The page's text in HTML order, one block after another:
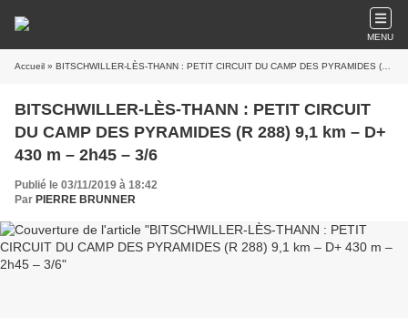
MENU
Accueil » BITSCHWILLER-LÈS-THANN : PETIT CIRCUIT DU CAMP DES PYRAMIDES (R 288) 9,1 km – D+ 430 m – 2h45 – 3/6
BITSCHWILLER-LÈS-THANN : PETIT CIRCUIT
DU CAMP DES PYRAMIDES (R 288) 9,1 km – D+
430 m – 2h45 – 3/6
Publié le 03/11/2019 à 18:42
Par PIERRE BRUNNER